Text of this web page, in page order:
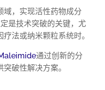
域，实现活性药物成分
是技术突破的关键，尤
法或纳米颗粒系统时。
通过创新的分
破性解决方案。